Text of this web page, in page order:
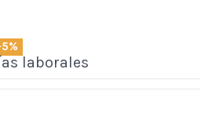
laborales